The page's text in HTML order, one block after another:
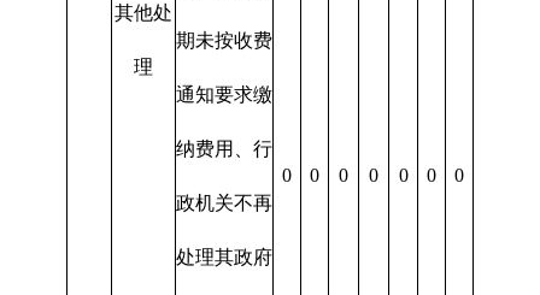
其他处
理
期未按收费
通知要求缴
纳费用、行
政机关不再
处理其政府
0 0 0 0 0 0 0